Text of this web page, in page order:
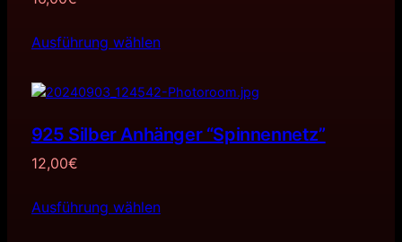
Ausführung wählen
925 Silber Anhänger “Spinnennetz”
12,00€
Ausführung wählen